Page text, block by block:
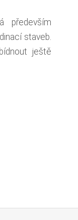
především
staveb.
ještě